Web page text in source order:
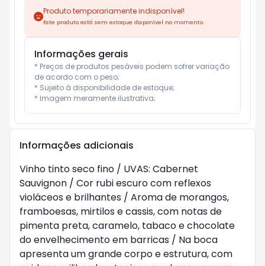
Produto temporariamente indisponível!
Este produto está sem estoque disponível no momento.
Informações gerais
* Preços de produtos pesáveis podem sofrer variação
de acordo com o peso;
* Sujeito à disponibilidade de estoque;
* Imagem meramente ilustrativa;
Informações adicionais
Vinho tinto seco fino / UVAS: Cabernet
Sauvignon / Cor rubi escuro com reflexos
violáceos e brilhantes / Aroma de morangos,
framboesas, mirtilos e cassis, com notas de
pimenta preta, caramelo, tabaco e chocolate
do envelhecimento em barricas / Na boca
apresenta um grande corpo e estrutura, com